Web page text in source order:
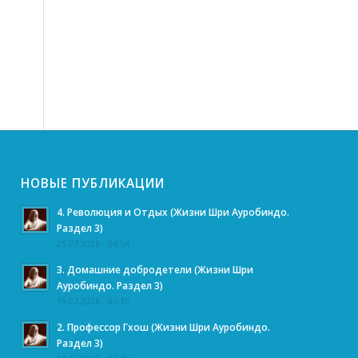
НОВЫЕ ПУБЛИКАЦИИ
4. Революция и Отдых (Жизни Шри Ауробиндо.
Раздел 3)
25.07.2026 - 04:54
3. Домашние добродетели (Жизни Шри
Ауробиндо. Раздел 3)
19.07.2026 - 05:10
2. Профессор Гхош (Жизни Шри Ауробиндо.
Раздел 3)